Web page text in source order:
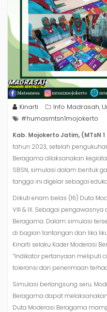
Kinarti Info Madrasah,
#humasmtsn1mojokerto
Kab. Mojokerto Jatim, (MTsN
tahun 2023, setelah
Beragama dilaksanakan
SBSN, simulasi dalam bentuk
tangga ini digelar sebagai
Diikuti enam belas (16) Duta
VIII & IX. Sebagai
Beragama. Dalam simulasi
di bagian tantangan dan lika
Kinarti selaku Kader Moderasi
“Indikator pertanyaan meliputi
toleransi dan penerimaan
Simulasi berlangsung seru.
Beragama dapat
Duta Moderasi Beragama